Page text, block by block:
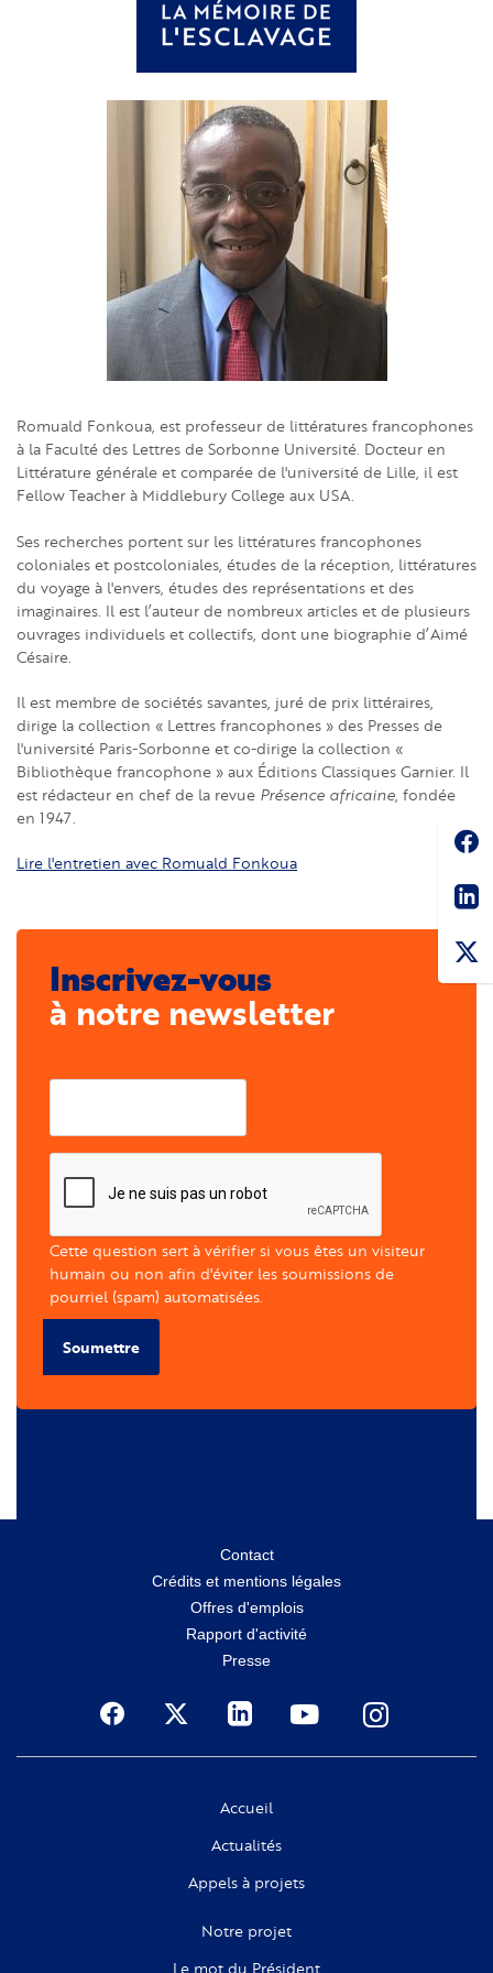
Romuald Fonkoua, est professeur de littératures francophones
à la Faculté des Lettres de Sorbonne Université. Docteur en
Littérature générale et comparée de l'université de Lille, il est
Fellow Teacher à Middlebury College aux USA.
Ses recherches portent sur les littératures francophones
coloniales et postcoloniales, études de la réception, littératures
du voyage à l'envers, études des représentations et des
imaginaires. Il est l’auteur de nombreux articles et de plusieurs
ouvrages individuels et collectifs, dont une biographie d’Aimé
Césaire.
Il est membre de sociétés savantes, juré de prix littéraires,
dirige la collection « Lettres francophones » des Presses de
l'université Paris-Sorbonne et co-dirige la collection «
Bibliothèque francophone » aux Éditions Classiques Garnier. Il
est rédacteur en chef de la revue Présence africaine, fondée
en 1947.
Lire l'entretien avec Romuald Fonkoua
Inscrivez-vous
à notre newsletter
Cette question sert à vérifier si vous êtes un visiteur
humain ou non afin d'éviter les soumissions de
pourriel (spam) automatisées.
Soumettre
Contact
Crédits et mentions légales
Offres d'emplois
Rapport d'activité
Presse
Social
Accueil
Actualités
Appels à projets
Notre projet
Le mot du Président